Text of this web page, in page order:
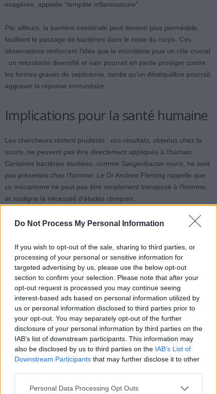
Do Not Process My Personal Information
If you wish to opt-out of the sale, sharing to third parties, or
processing of your personal or sensitive information for
targeted advertising by us, please use the below opt-out
section to confirm your selection. Please note that after your
opt-out request is processed you may continue seeing
interest-based ads based on personal information utilized by
us or personal information disclosed to third parties prior to
your opt-out. You may separately opt-out of the further
disclosure of your personal information by third parties on the
IAB’s list of downstream participants. This information may
also be disclosed by us to third parties on the IAB’s List of
Downstream Participants that may further disclose it to other
Personal Data Processing Opt Outs
exagérée, appelée “tempête inflammatoire”.
Par ailleurs, la barrière intestinale peut devenir plus perméable,
facilitant le passage de bactéries dans le reste du corps. Ces
observations renforcent l’idée que le microbiote joue un rôle crucial
: un microbiote diversifié et sain pourrait en partie protéger contre
les formes graves de septicémie, tandis qu’un déséquilibre pourrait
aggraver la réponse immunitaire.
Implications pour la santé humaine
Les chercheurs restent prudents : ces résultats, obtenus chez la
souris, ne peuvent pas être directement appliqués à l’humain.
Certaines bactéries étudiées, comme Sangeribacter muris , ne sont
pas présentes chez l’homme. Le Dr Andrew Fleming rappelle que
ce mécanisme ne peut pas être simplement transposé à l’homme,
et souligne la nécessité d’études cliniques.
Actuellement, il n’existe aucun test permettant d’évaluer le risque
consensus émerge sur certains facteurs du quotidien pouvant
fragiliser cet équilibre. Parmi eux, l’utilisation d’antibiotiques, qui
peut réduire la diversité du microbiote et favoriser la croissance de
bactéries nocives. Il est donc essentiel d’utiliser ces médicaments
avec prudence, et de privilégier la prévention des infections en
Accès aux soins : des délais Réduisez de 28 % le risque